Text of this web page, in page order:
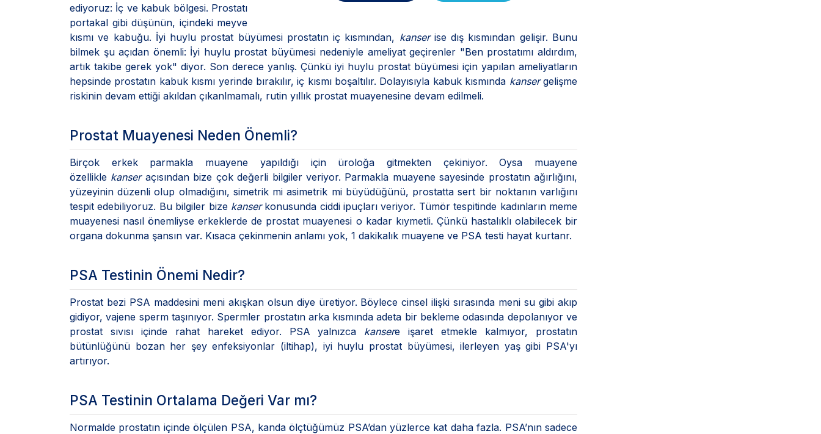
ediyoruz: İç ve kabuk bölgesi. Prostatı
portakal gibi düşünün, içindeki meyve
kısmı ve kabuğu. İyi huylu prostat büyümesi prostatın iç kısmından, kanserise dış kısmından gelişir. Bunu
bilmek şu açıdan önemli: İyi huylu prostat büyümesi nedeniyle ameliyat geçirenler "Ben prostatımı aldırdım,
artık takibe gerek yok" diyor. Son derece yanlış. Çünkü iyi huylu prostat büyümesi için yapılan ameliyatların
hepsinde prostatın kabuk kısmı yerinde bırakılır, iç kısmı boşaltılır. Dolayısıyla kabuk kısmında kansergelişme
riskinin devam ettiği akıldan çıkanlmamalı, rutin yıllık prostat muayenesine devam edilmeli.
Prostat Muayenesi Neden Önemli?
Birçok erkek parmakla muayene yapıldığı için üroloğa gitmekten çekiniyor. Oysa muayene
özellikle kanseraçısından bize çok değerli bilgiler veriyor. Parmakla muayene sayesinde prostatın ağırlığını,
yüzeyinin düzenli olup olmadığını, simetrik mi asimetrik mi büyüdüğünü, prostatta sert bir noktanın varlığını
tespit edebiliyoruz. Bu bilgiler bize kanserkonusunda ciddi ipuçları veriyor. Tümör tespitinde kadınların meme
muayenesi nasıl önemliyse erkeklerde de prostat muayenesi o kadar kıymetli. Çünkü hastalıklı olabilecek bir
organa dokunma şansın var. Kısaca çekinmenin anlamı yok, 1 dakikalık muayene ve PSA testi hayat kurtanr.
PSA Testinin Önemi Nedir?
Prostat bezi PSA maddesini meni akışkan olsun diye üretiyor. Böylece cinsel ilişki sırasında meni su gibi akıp
gidiyor, vajene sperm taşınıyor. Spermler prostatın arka kısmında adeta bir bekleme odasında depolanıyor ve
prostat sıvısı içinde rahat hareket ediyor. PSA yalnızca kansere işaret etmekle kalmıyor, prostatın
bütünlüğünü bozan her şey enfeksiyonlar (iltihap), iyi huylu prostat büyümesi, ilerleyen yaş gibi PSA'yı
artırıyor.
PSA Testinin Ortalama Değeri Var mı?
Normalde prostatın içinde ölçülen PSA, kanda ölçtüğümüz PSA’dan yüzlerce kat daha fazla. PSA’nın sadece